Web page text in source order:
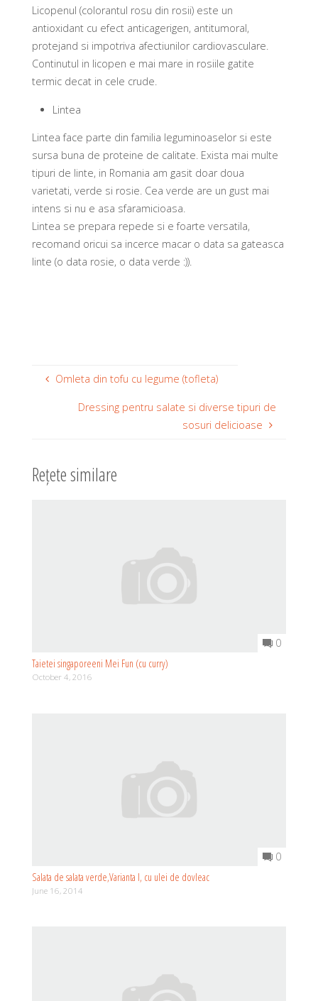
Licopenul (colorantul rosu din rosii) este un
antioxidant cu efect anticagerigen, antitumoral,
protejand si impotriva afectiunilor cardiovasculare.
Continutul in licopen e mai mare in rosiile gatite
termic decat in cele crude.
Lintea
Lintea face parte din familia leguminoaselor si este
sursa buna de proteine de calitate. Exista mai multe
tipuri de linte, in Romania am gasit doar doua
varietati, verde si rosie. Cea verde are un gust mai
intens si nu e asa sfaramicioasa.
Lintea se prepara repede si e foarte versatila,
recomand oricui sa incerce macar o data sa gateasca
linte (o data rosie, o data verde :)).
Omleta din tofu cu legume (tofleta)
Dressing pentru salate si diverse tipuri de
sosuri delicioase
Rețete similare
0
Taietei singaporeeni Mei Fun (cu curry)
October 4, 2016
0
Salata de salata verde,Varianta I, cu ulei de dovleac
June 16, 2014